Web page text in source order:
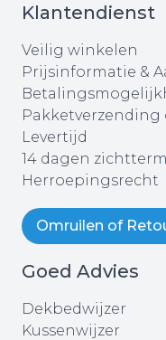
Klantendienst
Veilig winkelen
Prijsinformatie &
Pakketverzending
Levertijd
14 dagen
Herroepingsrecht
Omruilen of
Goed Advies
Dekbedwijzer
Kussenwijzer